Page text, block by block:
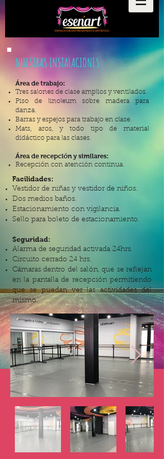
NUESTRAS INSTALACIONES
​Área de trabajo:
Tres salones de clase amplios y ventilados.
Piso de linoleum sobre madera para
danza.
Barras y espejos para trabajo en clase.
Mats, aros, y todo tipo de material
didáctico para las clases.
Área de recepción y similares:
Recepción con atención continua.
Facilidades:
Vestidor de niñas y vestidor de niños.
Dos medios baños.
Estacionamiento con vigilancia.
Sello para boleto de estacionamiento.
Seguridad:
Alarma de seguridad activada 24hrs.
Circuito cerrado 24 hrs.
Cámaras dentro del salón, que se reflejan
en la pantalla de recepción permitiendo
que se puedan ver las actividades del
mismo.